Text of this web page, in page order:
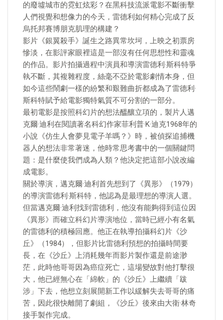
的廢墟城市的霓虹炫彩？在黑科技流派電影不斷衝擊
人們視覺和想像力的今天，雷德利如何精心完成了反
烏托邦賽博朋克肌理的構建？
影片《銀翼殺手》誕生之路異常坎坷，上映之初票房
慘淡，在影評家眼裡這是一部沒有任何思想性和靈魂
的作品。影片拍攝過程中演員和導演雷德利·斯科特爭
執不斷，其複雜程度，絲毫不亞於電影劇情本身，但
如今這些鬧劇一樣的紛繁和艱難曲折都成為了雷德利·
斯科特賦予給電影獨特氣質不可分割的一部分。
最初電影是按照科幻片的想法醞釀立項的，製片人邁
克爾·迪利在閱讀著名科幻作家菲利普·K·迪克1968年的
小說《仿生人會夢見電子羊嗎？》時，被偵探追捕機
器人的想法非常著迷，他時常思考書中的一個關鍵問
題：是什麼使我們成為人類？他決定把這部小說改編
成電影。
關於導演，邁克爾·迪利首先想到了《異形》（1979）
的導演雷德利·斯科特，他認為是最理想的導演人選。
但當邁克爾·迪利找到雷德利，他沒有能夠得到這位因
《異形》而確立科幻片導演地位，當時已經小有名氣
的雷德利的積極回應。他正在執導拍攝科幻片《沙
丘》（1984），但影片比雷德利預想的拍攝時間要
長，在《沙丘》上消耗幾年而影片製作還是前途渺
茫，此時他哥哥因為癌症死亡，這場變故對他打擊很
大，他已經無心在「綿軟」的《沙丘》上繼續「跋
涉」下去，他想立刻展開新工作以緩解失去哥哥的痛
苦，因此很快離開了劇組，《沙丘》後來由大衛·林奇
接手製作完成。